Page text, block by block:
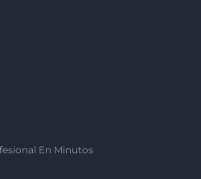
En Minutos